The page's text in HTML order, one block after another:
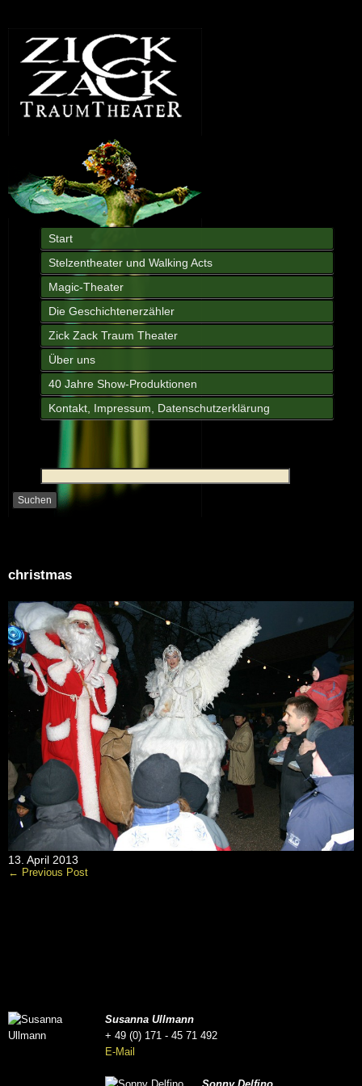
Start
Stelzentheater und Walking Acts
Magic-Theater
Die Geschichtenerzähler
Zick Zack Traum Theater
Über uns
40 Jahre Show-Produktionen
Kontakt, Impressum, Datenschutzerklärung
christmas
13. April 2013
← Previous Post
Susanna Ullmann
+ 49 (0) 171 - 45 71 492
E-Mail
Sonny Delfino